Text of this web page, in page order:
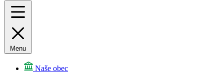
Menu
Naše obec